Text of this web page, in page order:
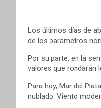
Los últimos días de
de los parámetros
Por su parte, en la
valores que rondarán
Para hoy, Mar del
nublado. Viento